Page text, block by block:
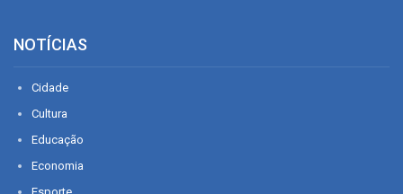
NOTÍCIAS
Cidade
Cultura
Educação
Economia